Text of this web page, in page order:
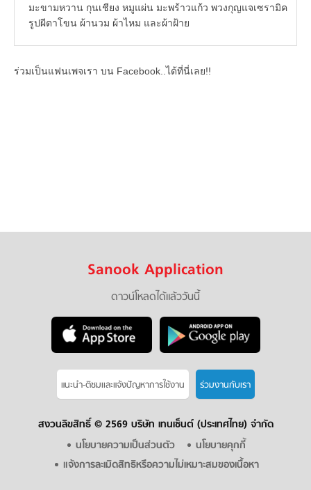
มะขามหวาน กุนเชียง หมูแผ่น มะพร้าวแก้ว พวงกุญแจเซรามิค
รูปผีตาโขน ผ้านวม ผ้าไหม และผ้าฝ้าย
ร่วมเป็นแฟนเพจเรา บน Facebook..ได้ที่นี่เลย!!
Sanook Application
ดาวน์โหลดได้แล้ววันนี้
แนะนำ-ติชมเเละแจ้งปัญหาการใช้งาน ร่วมงานกับเรา
สงวนลิขสิทธิ์ © 2569 บริษัท เทนเซ็นต์ (ประเทศไทย) จำกัด
นโยบายความเป็นส่วนตัว
นโยบายคุกกี้
แจ้งการละเมิดสิทธิหรือความไม่เหมาะสมของเนื้อหา